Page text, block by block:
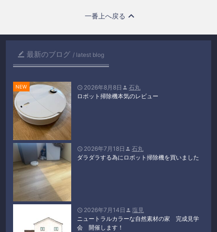
一番上へ戻る
 最新のブログ latest blog
 2026年8月8日  石丸
ロボット掃除機本気のレビュー
 2026年7月18日  石丸
ダラダラする為にロボット掃除機を買いました
 2026年7月14日  塩見
ニュートラルカラーな自然素材の家 完成見学
会 開催します！